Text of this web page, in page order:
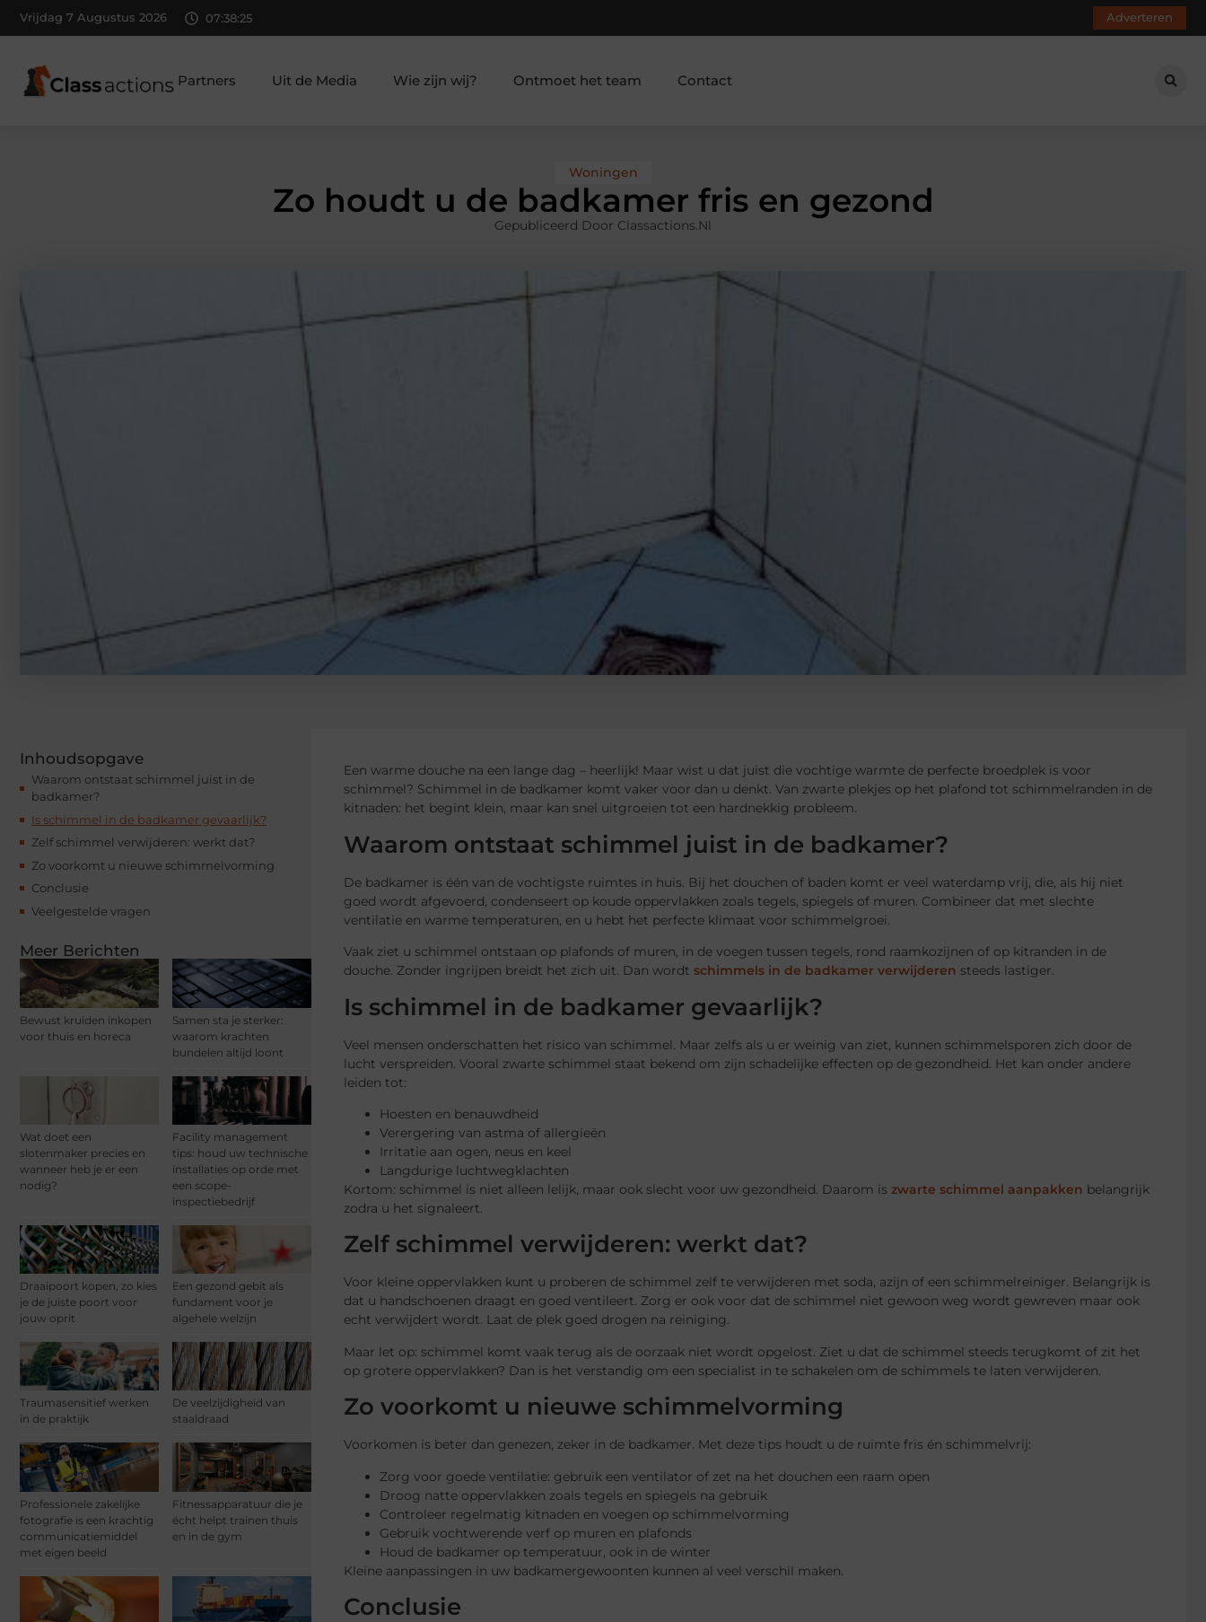
Vrijdag 7 Augustus 2026 07:38:26 Adverteren
Partners Uit de Media Wie zijn wij? Ontmoet het team Contact
Woningen
Zo houdt u de badkamer fris en gezond
Gepubliceerd Door Classactions.nl
Inhoudsopgave
Waarom ontstaat schimmel juist in de
badkamer?
Is schimmel in de badkamer gevaarlijk?
Zelf schimmel verwijderen: werkt dat?
Zo voorkomt u nieuwe schimmelvorming
Conclusie
Veelgestelde vragen
Meer Berichten
Bewust kruiden inkopen
voor thuis en horeca
Samen sta je sterker:
waarom krachten
bundelen altijd loont
Wat doet een
slotenmaker precies en
wanneer heb je er een
nodig?
Facility management
tips: houd uw technische
installaties op orde met
een scope-
inspectiebedrijf
Draaipoort kopen, zo kies
je de juiste poort voor
jouw oprit
Een gezond gebit als
fundament voor je
algehele welzijn
Traumasensitief werken
in de praktijk
De veelzijdigheid van
staaldraad
Professionele zakelijke
fotografie is een krachtig
communicatiemiddel
met eigen beeld
Fitnessapparatuur die je
écht helpt trainen thuis
en in de gym
Een warme douche na een lange dag – heerlijk! Maar wist u dat juist die vochtige warmte de perfecte broedplek is voor
schimmel? Schimmel in de badkamer komt vaker voor dan u denkt. Van zwarte plekjes op het plafond tot schimmelranden in de
kitnaden: het begint klein, maar kan snel uitgroeien tot een hardnekkig probleem.
Waarom ontstaat schimmel juist in de badkamer?
De badkamer is één van de vochtigste ruimtes in huis. Bij het douchen of baden komt er veel waterdamp vrij, die, als hij niet
goed wordt afgevoerd, condenseert op koude oppervlakken zoals tegels, spiegels of muren. Combineer dat met slechte
ventilatie en warme temperaturen, en u hebt het perfecte klimaat voor schimmelgroei.
Vaak ziet u schimmel ontstaan op plafonds of muren, in de voegen tussen tegels, rond raamkozijnen of op kitranden in de
douche. Zonder ingrijpen breidt het zich uit. Dan wordt schimmels in de badkamer verwijderen steeds lastiger.
Is schimmel in de badkamer gevaarlijk?
Veel mensen onderschatten het risico van schimmel. Maar zelfs als u er weinig van ziet, kunnen schimmelsporen zich door de
lucht verspreiden. Vooral zwarte schimmel staat bekend om zijn schadelijke effecten op de gezondheid. Het kan onder andere
leiden tot:
Hoesten en benauwdheid
Verergering van astma of allergieën
Irritatie aan ogen, neus en keel
Langdurige luchtwegklachten
Kortom: schimmel is niet alleen lelijk, maar ook slecht voor uw gezondheid. Daarom is zwarte schimmel aanpakken belangrijk
zodra u het signaleert.
Zelf schimmel verwijderen: werkt dat?
Voor kleine oppervlakken kunt u proberen de schimmel zelf te verwijderen met soda, azijn of een schimmelreiniger. Belangrijk is
dat u handschoenen draagt en goed ventileert. Zorg er ook voor dat de schimmel niet gewoon weg wordt gewreven maar ook
echt verwijdert wordt. Laat de plek goed drogen na reiniging.
Maar let op: schimmel komt vaak terug als de oorzaak niet wordt opgelost. Ziet u dat de schimmel steeds terugkomt of zit het
op grotere oppervlakken? Dan is het verstandig om een specialist in te schakelen om de schimmels te laten verwijderen.
Zo voorkomt u nieuwe schimmelvorming
Voorkomen is beter dan genezen, zeker in de badkamer. Met deze tips houdt u de ruimte fris én schimmelvrij:
Zorg voor goede ventilatie: gebruik een ventilator of zet na het douchen een raam open
Droog natte oppervlakken zoals tegels en spiegels na gebruik
Controleer regelmatig kitnaden en voegen op schimmelvorming
Gebruik vochtwerende verf op muren en plafonds
Houd de badkamer op temperatuur, ook in de winter
Kleine aanpassingen in uw badkamergewoonten kunnen al veel verschil maken.
Conclusie